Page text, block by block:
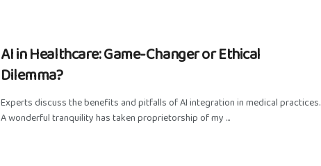
AI in Healthcare: Game-Changer or Ethical
Dilemma?
Experts discuss the benefits and pitfalls of AI integration in medical practices.
A wonderful tranquility has taken proprietorship of my ...